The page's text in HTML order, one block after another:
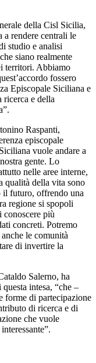
della Cisl Sicilia,
a rendere centrali le
studio e analisi
siano realmente
territori. Abbiamo
fossero
Episcopale Siciliana e
ricerca e della
Raspanti,
episcopale
vuole andare a
gente. Lo
nelle aree interne,
qualità della vita sono
il futuro, offrendo una
regione si spopoli
conoscere più
concreti. Potremo
le comunità
di invertire la
Salerno, ha
intesa, “che –
forme di partecipazione
di ricerca e di
che vuole